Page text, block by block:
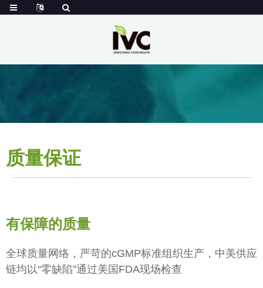
质量保证
有保障的质量
全球质量网络，严苛的cGMP标准组织生产，中美供应
链均以“零缺陷”通过美国FDA现场检查